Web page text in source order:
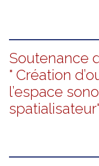
Soutenance
" Création
l’espace
spatialisateur"